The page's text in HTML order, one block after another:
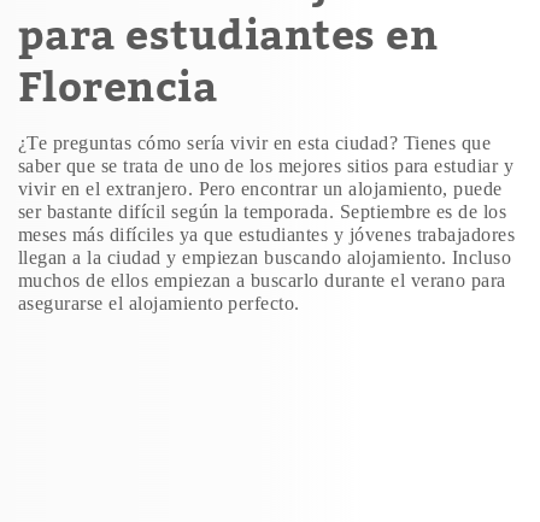
para estudiantes en
Florencia
¿Te preguntas cómo sería vivir en esta ciudad? Tienes que
saber que se trata de uno de los mejores sitios para estudiar y
vivir en el extranjero. Pero encontrar un alojamiento, puede
ser bastante difícil según la temporada. Septiembre es de los
meses más difíciles ya que estudiantes y jóvenes trabajadores
llegan a la ciudad y empiezan buscando alojamiento. Incluso
muchos de ellos empiezan a buscarlo durante el verano para
asegurarse el alojamiento perfecto.